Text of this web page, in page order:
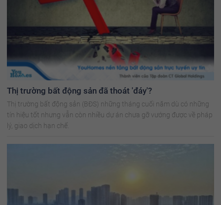
Thị trường bất động sản đã thoát 'đáy'?
Thị trường bất động sản (BĐS) những tháng cuối năm dù có những
tín hiệu tốt nhưng vẫn còn nhiều dự án chưa gỡ vướng được về pháp
lý, giao dịch hạn chế.